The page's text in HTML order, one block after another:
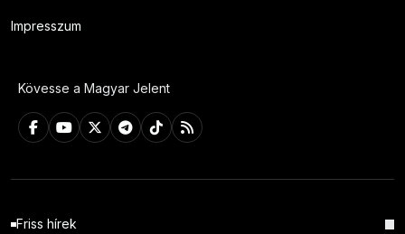
Impresszum
Kövesse a Magyar Jelent
Friss hírek